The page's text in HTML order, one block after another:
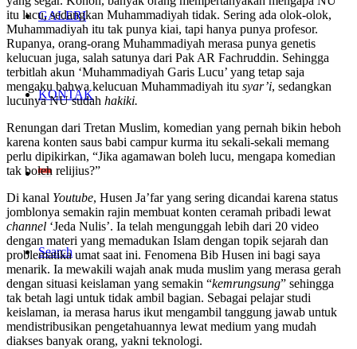
GALERI
KONTAK
Search
itu lucu, sedangkan Muhammadiyah tidak. Sering ada olok-olok,
Muhammadiyah itu tak punya kiai, tapi hanya punya profesor.
Rupanya, orang-orang Muhammadiyah merasa punya genetis
kelucuan juga, salah satunya dari Pak AR Fachruddin. Sehingga
terbitlah akun ‘Muhammadiyah Garis Lucu’ yang tetap saja
mengaku bahwa kelucuan Muhammadiyah itu syar’i, sedangkan
lucunya NU sudah hakiki.
Renungan dari Tretan Muslim, komedian yang pernah bikin heboh
karena konten saus babi campur kurma itu sekali-sekali memang
perlu dipikirkan, “Jika agamawan boleh lucu, mengapa komedian
tak boleh relijius?”
Di kanal Youtube, Husen Ja’far yang sering dicandai karena status
jomblonya semakin rajin membuat konten ceramah pribadi lewat
channel ‘Jeda Nulis’. Ia telah mengunggah lebih dari 20 video
dengan materi yang memadukan Islam dengan topik sejarah dan
problematika umat saat ini. Fenomena Bib Husen ini bagi saya
menarik. Ia mewakili wajah anak muda muslim yang merasa gerah
dengan situasi keislaman yang semakin “kemrungsung” sehingga
tak betah lagi untuk tidak ambil bagian. Sebagai pelajar studi
keislaman, ia merasa harus ikut mengambil tanggung jawab untuk
mendistribusikan pengetahuannya lewat medium yang mudah
diakses banyak orang, yakni teknologi.